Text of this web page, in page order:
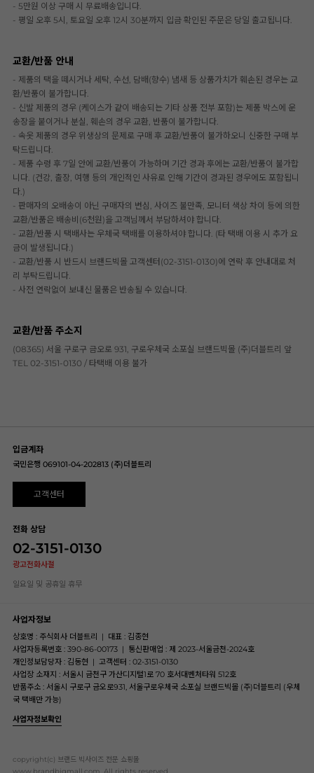
- 5만원 이상 구매 시 무료배송입니다.
- 평일 오후 5시, 토요일 오후 12시 30분까지 입금 확인된 주문은 당일 출고됩니다.
교환/반품 안내
- 제품의 택을 떼시거나 세탁, 수선, 담배(향수) 냄새 등 상품가치가 훼손된 경우는 교
환/반품이 불가합니다.
- 신발 제품의 경우 (케이스가 같이 배송되는 기타 상품 전부 포함)는 제품 박스에 운
송장을 붙이거나 분실, 훼손의 경우 교환, 반품이 불가합니다.
- 속옷 제품의 경우 위생상의 문제로 구매 후 교환/반품이 불가하오니 신중한 구매 부
탁드립니다.
- 제품 수령 후 7일 안에 교환/반품이 가능하며 기간 경과 후에는 교환/반품이 불가합
니다. (건강, 출장, 여행 등의 개인적인 사유로 인해 기간이 경과된 경우에도 포함됩니
다.)
- 판매자의 오배송이 아닌 구매자의 변심, 사이즈 불만족, 모니터 색상 차이 등에 의한
교환/반품은 배송비(6천원)을 고객님께서 부담하셔야 합니다.
- 교환/반품 시 택배사는 우체국 택배를 이용하셔야 합니다. (타 택배 이용 시 추가 요
금이 발생됩니다.)
- 교환/반품 시 반드시 브랜드빅몰 고객센터(02-3151-0130)에 연락 후 안내대로 처
리 부탁드립니다.
- 사전 연락없이 보내신 물품은 반송될 수 있습니다.
교환/반품 주소지
(08365) 서울 구로구 금오로 931, 구로우체국 소포실 브랜드빅몰 (주)더블트리 앞
TEL 02-3151-0130 / 타택배 이용 불가
입금계좌
국민은행 069101-04-202813 (주)더블트리
고객센터
전화 상담
02-3151-0130
광고전화사절
일요일 및 공휴일 휴무
사업자정보
상호명 : 주식회사 더블트리 | 대표 : 김종현
사업자등록번호 : 390-86-00173 | 통신판매업 : 제 2023-서울금천-2024호
개인정보담당자 : 김동현 | 고객센터 : 02-3151-0130
사업장 소재지 : 서울시 금천구 가산디지털1로 70 호서대벤처타워 512호
반품주소 : 서울시 구로구 금오로931, 서울구로우체국 소포실 브랜드빅몰 (주)더블트리 (우체
국 택배만 가능)
사업자정보확인
copyright(c) 브랜드 빅사이즈 전문 쇼핑몰